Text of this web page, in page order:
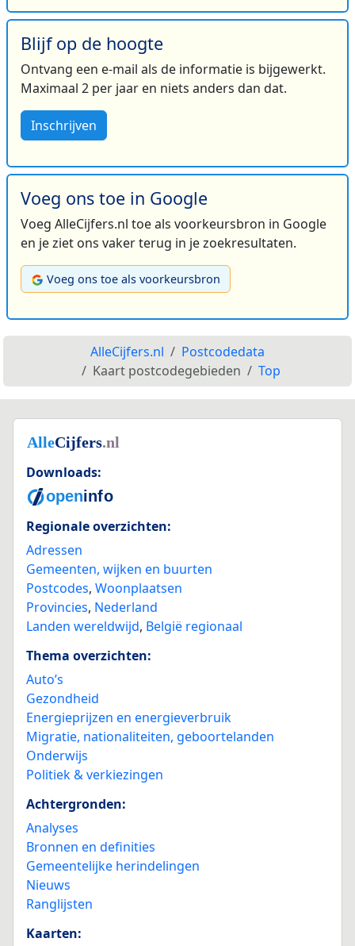
Blijf op de hoogte
Ontvang een e-mail als de informatie is bijgewerkt.
Maximaal 2 per jaar en niets anders dan dat.
Inschrijven
Voeg ons toe in Google
Voeg AlleCijfers.nl toe als voorkeursbron in Google
en je ziet ons vaker terug in je zoekresultaten.
Voeg ons toe als voorkeursbron
AlleCijfers.nl
Postcodedata
Kaart postcodegebieden
Top
Downloads:
Regionale overzichten:
Adressen
Gemeenten, wijken en buurten
Postcodes, Woonplaatsen
Provincies, Nederland
Landen wereldwijd, België regionaal
Thema overzichten:
Auto’s
Gezondheid
Energieprijzen en energieverbruik
Migratie, nationaliteiten, geboortelanden
Onderwijs
Politiek & verkiezingen
Achtergronden:
Analyses
Bronnen en definities
Gemeentelijke herindelingen
Nieuws
Ranglijsten
Kaarten: